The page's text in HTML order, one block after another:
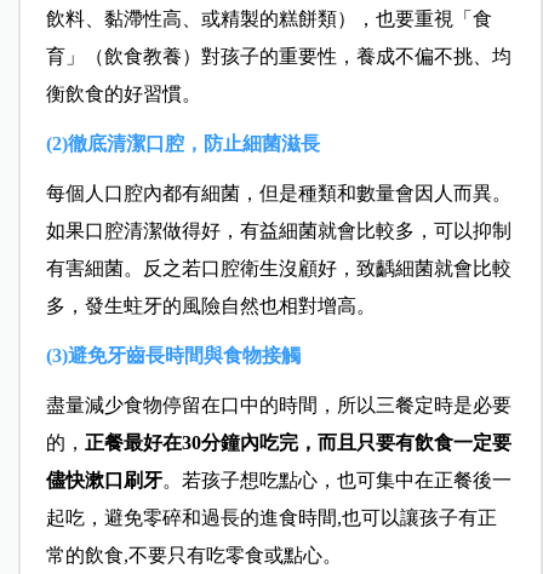
飲料、黏滯性高、或精製的糕餅類），也要重視「食
育」（飲食教養）對孩子的重要性，養成不偏不挑、均
衡飲食的好習慣。
(2)徹底清潔口腔，防止細菌滋長
每個人口腔內都有細菌，但是種類和數量會因人而異。
如果口腔清潔做得好，有益細菌就會比較多，可以抑制
有害細菌。反之若口腔衛生沒顧好，致齲細菌就會比較
多，發生蛀牙的風險自然也相對增高。
(3)避免牙齒長時間與食物接觸
盡量減少食物停留在口中的時間，所以三餐定時是必要
的， 正餐最好在30分鐘內吃完，而且只要有飲食一定要
儘快漱口刷牙。若孩子想吃點心，也可集中在正餐後一
起吃，避免零碎和過長的進食時間,也可以讓孩子有正
常的飲食,不要只有吃零食或點心。